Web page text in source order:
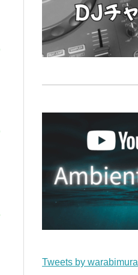
Tweets by warabimura